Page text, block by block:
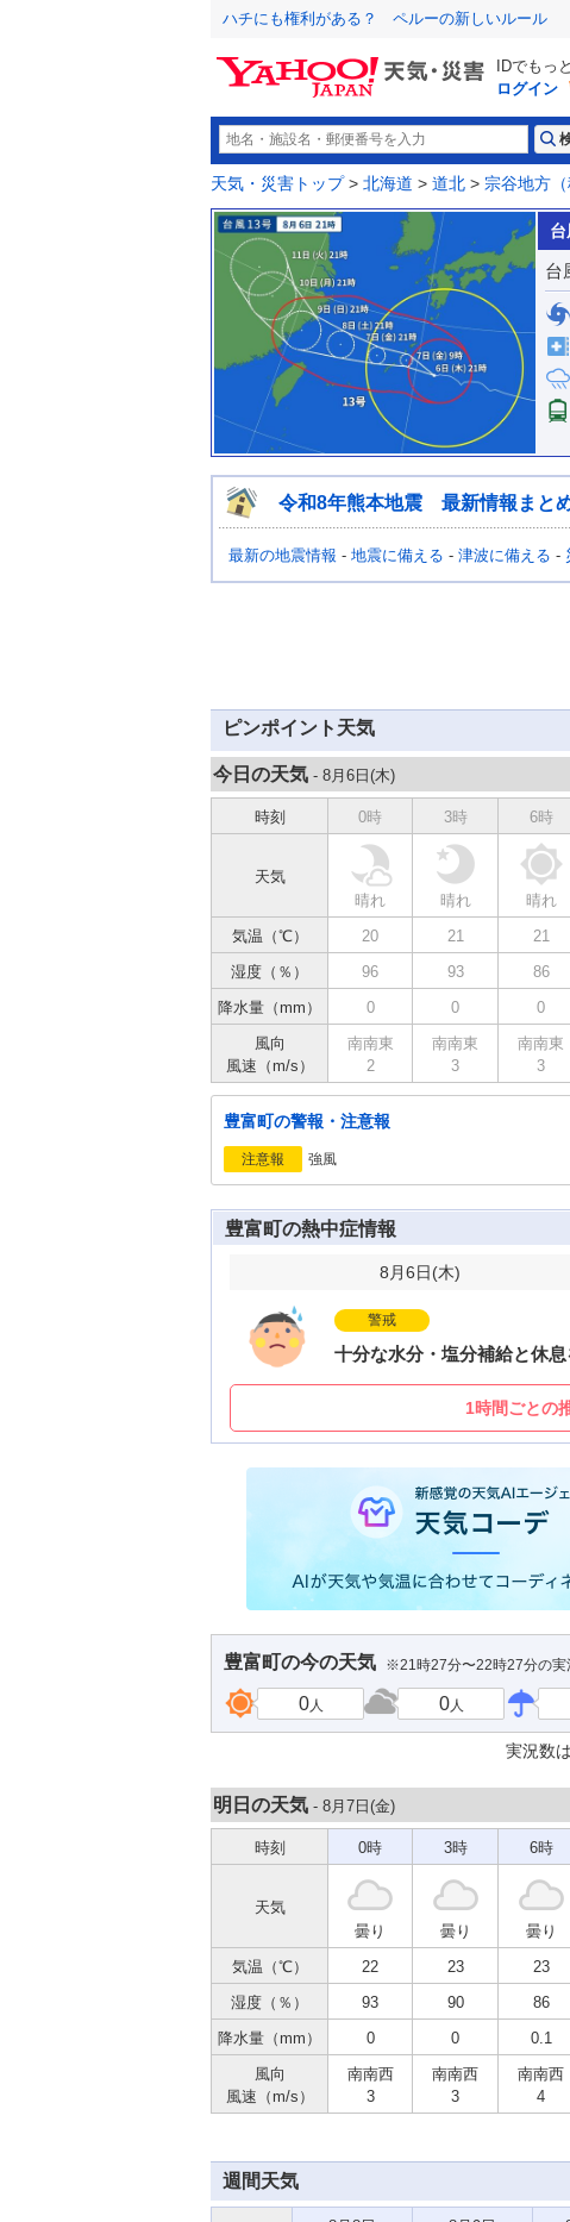
ハチにも権利がある？ ペルーの新しいルール
IDでもっ
ログイン
天気・災害トップ> 北海道 > 道北 > 宗谷地方（
台
令和8年熊本地震 最新情報まと
最新の地震情報 - 地震に備える - 津波に備える -
ピンポイント天気
今日の天気 - 8月6日(木)
時刻 0時 3時 6時
天気
晴れ
晴れ 晴れ
気温（℃）
20 21 21
湿度（％）
96 93 86
降水量（mm）
0 0 0
風向
風速（m/s）
南南東
2
南南東
3
南南東
3
豊富町の警報・注意報
注意報 強風
豊富町の熱中症情報
8月6日(木)
警戒
十分な水分・塩分補給と休息
1時間ごとの
豊富町の今の天気 ※21時27分〜22時27分の実
0人 0人
実況数は
明日の天気 - 8月7日(金)
時刻 0時 3時 6時
天気
曇り
曇り 曇り
気温（℃）
22 23 23
湿度（％）
93 90 86
降水量（mm）
0 0 0.1
風向
風速（m/s）
南南西
3
南南西
3
南南西
4
週間天気